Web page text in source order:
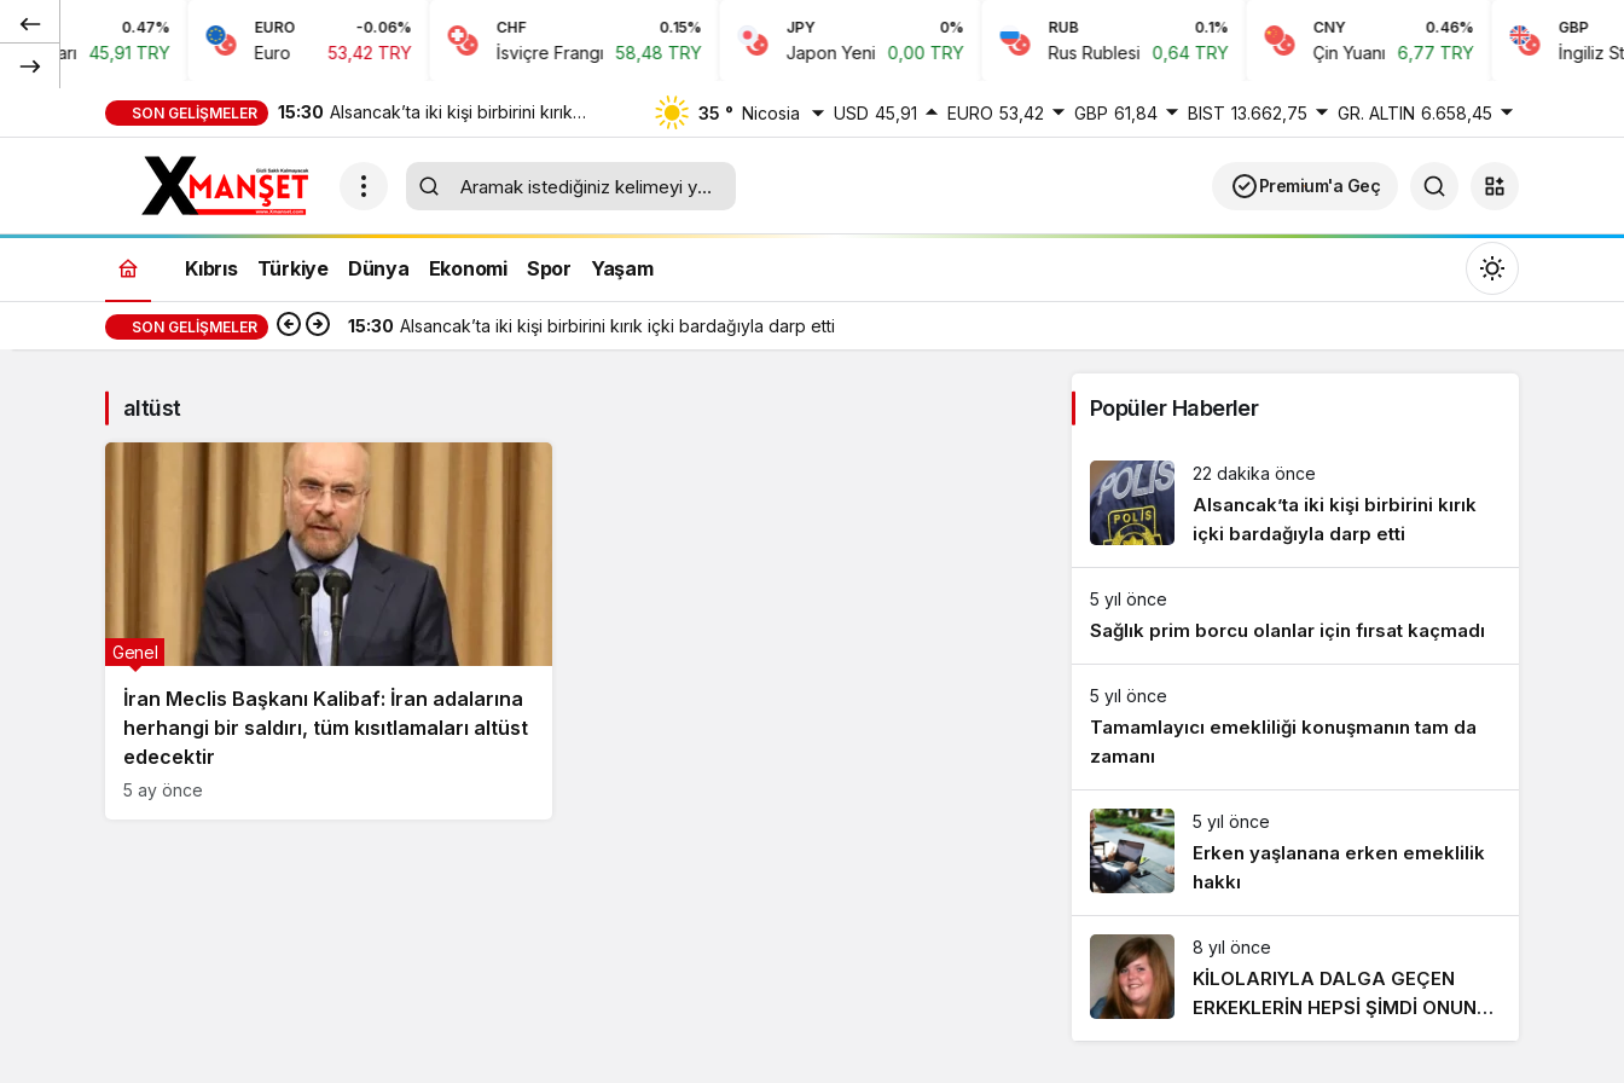
0.47%
45,91 TRY
EURO -0.06%
Euro 53,42 TRY
CHF 0.15%
İsviçre Frangı 58,48 TRY Japon Yeni 0,00 TRY
RUB 0.1%
Rus Rublesi 0,64 TRY
CNY 0.46%
Çin Yuanı 6,77 TRY
GBP
İngiliz
SON GELIŞMELER 15:30 Alsancak’ta iki kişi birbirini kırık
içki bardağıyla darp etti
35 ° Nicosia USD 45,91 EURO 53,42 GBP 61,84 BIST 13.662,75 GR. ALTIN 6.658,45
Premium'a Geç
Kıbrıs Türkiye Dünya Ekonomi Spor Yaşam
Gündüz modunu seçin.
SON GELIŞMELER 15:30 Alsancak’ta iki kişi birbirini kırık içki bardağıyla darp etti
altüst
İran Meclis Başkanı Kalibaf: İran adalarına
herhangi bir saldırı, tüm kısıtlamaları altüst
edecektir
Genel
5 ay önce
Popüler Haberler
22 dakika önce
Alsancak’ta iki kişi birbirini kırık
içki bardağıyla darp etti
5 yıl önce
Sağlık prim borcu olanlar için fırsat kaçmadı
5 yıl önce
Tamamlayıcı emekliliği konuşmanın tam da
zamanı
5 yıl önce
Erken yaşlanana erken emeklilik
hakkı
8 yıl önce
KİLOLARIYLA DALGA GEÇEN
ERKEKLERİN HEPSİ ŞİMDİ ONUN
PEŞİNDE! SON HALİ İNANILMAZ